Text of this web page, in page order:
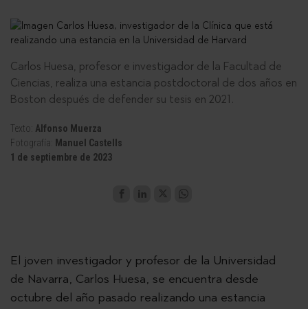
Carlos Huesa, profesor e investigador de la Facultad de
Ciencias, realiza una estancia postdoctoral de dos años en
Boston después de defender su tesis en 2021.
Texto: Alfonso Muerza
Fotografía:
Manuel Castells
1 de septiembre de 2023
El joven investigador y profesor de la Universidad
de Navarra, Carlos Huesa, se encuentra desde
octubre del año pasado realizando una estancia